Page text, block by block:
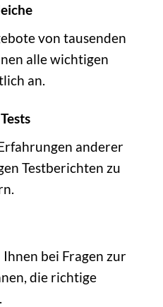
von tausenden
alle wichtigen
an.
anderer
Testberichten zu
bei Fragen zur
die richtige